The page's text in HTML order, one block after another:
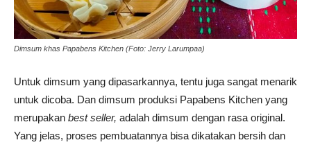
Dimsum khas Papabens Kitchen (Foto: Jerry Larumpaa)
Untuk dimsum yang dipasarkannya, tentu juga sangat menarik
untuk dicoba. Dan dimsum produksi Papabens Kitchen yang
merupakan best seller, adalah dimsum dengan rasa original.
Yang jelas, proses pembuatannya bisa dikatakan bersih dan